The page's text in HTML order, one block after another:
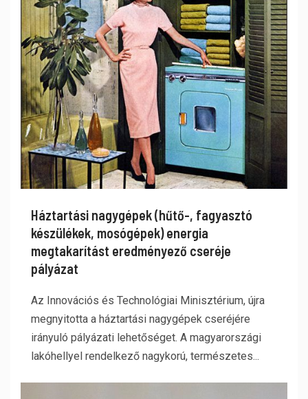
Háztartási nagygépek (hűtő-, fagyasztó
készülékek, mosógépek) energia
megtakarítást eredményező cseréje
pályázat
Az Innovációs és Technológiai Minisztérium, újra
megnyitotta a háztartási nagygépek cseréjére
irányuló pályázati lehetőséget. A magyarországi
lakóhellyel rendelkező nagykorú, természetes...